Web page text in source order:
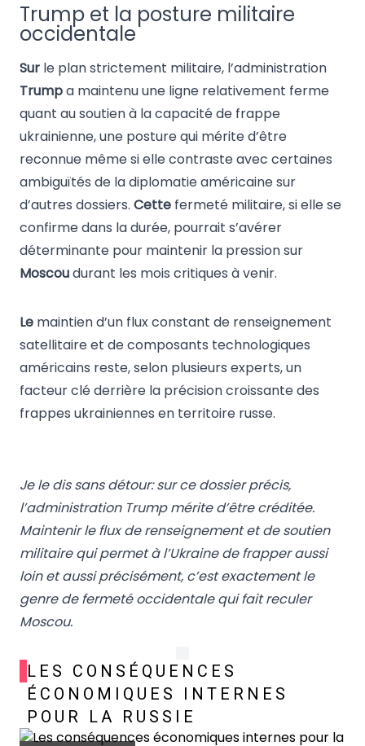
Trump et la posture militaire
occidentale
Sur le plan strictement militaire, l’administration
Trumpa maintenu une ligne relativement ferme
quant au soutien à la capacité de frappe
ukrainienne, une posture qui mérite d’être
reconnue même si elle contraste avec certaines
ambiguïtés de la diplomatie américaine sur
d’autres dossiers. Cette fermeté militaire, si elle se
confirme dans la durée, pourrait s’avérer
déterminante pour maintenir la pression sur
Moscoudurant les mois critiques à venir.
Le maintien d’un flux constant de renseignement
satellitaire et de composants technologiques
américains reste, selon plusieurs experts, un
facteur clé derrière la précision croissante des
frappes ukrainiennes en territoire russe.
Je le dis sans détour: sur ce dossier précis,
l’administration Trump mérite d’être créditée.
Maintenir le flux de renseignement et de soutien
militaire qui permet à l’Ukraine de frapper aussi
loin et aussi précisément, c’est exactement le
genre de fermeté occidentale qui fait reculer
Moscou.
LES CONSÉQUENCES
ÉCONOMIQUES INTERNES
POUR LA RUSSIE